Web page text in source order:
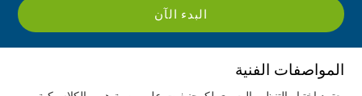
البدء الآن
المواصفات الفنية